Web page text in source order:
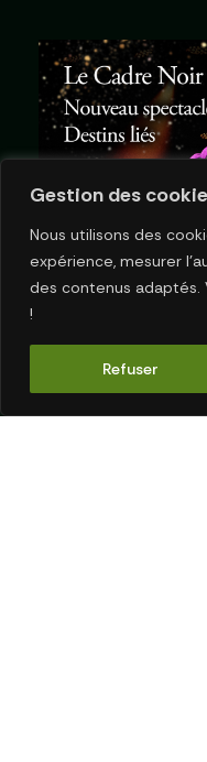
Gestion des
Nous utilisons des
expérience, mesurer
des contenus adaptés.
!
Refuser